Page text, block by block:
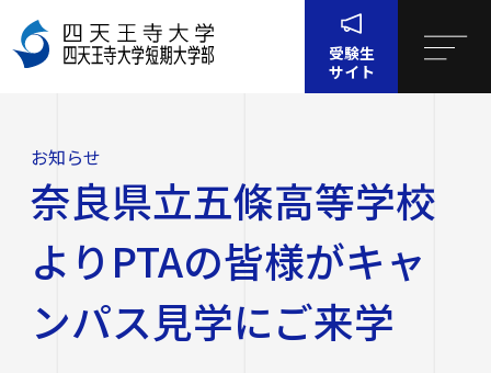
受験生
サイト
四天王寺大学について
四天王寺大学について
四天王寺大学の概要
大学・大学院・短大
学生生活
お知らせ
奈良県立五條高等学校
よりPTAの皆様がキャ
ンパス見学にご来学